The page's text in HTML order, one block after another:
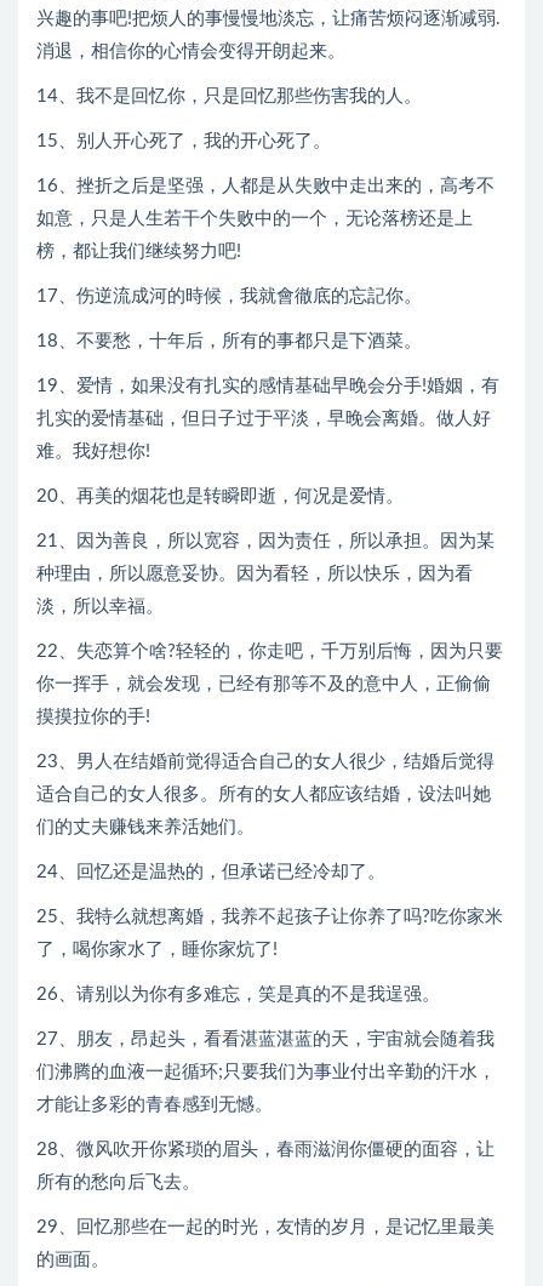
兴趣的事吧!把烦人的事慢慢地淡忘，让痛苦烦闷逐渐减弱.
消退，相信你的心情会变得开朗起来。
14、我不是回忆你，只是回忆那些伤害我的人。
15、别人开心死了，我的开心死了。
16、挫折之后是坚强，人都是从失败中走出来的，高考不
如意，只是人生若干个失败中的一个，无论落榜还是上
榜，都让我们继续努力吧!
17、伤逆流成河的時候，我就會徹底的忘記你。
18、不要愁，十年后，所有的事都只是下酒菜。
19、爱情，如果没有扎实的感情基础早晚会分手!婚姻，有
扎实的爱情基础，但日子过于平淡，早晚会离婚。做人好
难。我好想你!
20、再美的烟花也是转瞬即逝，何况是爱情。
21、因为善良，所以宽容，因为责任，所以承担。因为某
种理由，所以愿意妥协。因为看轻，所以快乐，因为看
淡，所以幸福。
22、失恋算个啥?轻轻的，你走吧，千万别后悔，因为只要
你一挥手，就会发现，已经有那等不及的意中人，正偷偷
摸摸拉你的手!
23、男人在结婚前觉得适合自己的女人很少，结婚后觉得
适合自己的女人很多。所有的女人都应该结婚，设法叫她
们的丈夫赚钱来养活她们。
24、回忆还是温热的，但承诺已经冷却了。
25、我特么就想离婚，我养不起孩子让你养了吗?吃你家米
了，喝你家水了，睡你家炕了!
26、请别以为你有多难忘，笑是真的不是我逞强。
27、朋友，昂起头，看看湛蓝湛蓝的天，宇宙就会随着我
们沸腾的血液一起循环;只要我们为事业付出辛勤的汗水，
才能让多彩的青春感到无憾。
28、微风吹开你紧琐的眉头，春雨滋润你僵硬的面容，让
所有的愁向后飞去。
29、回忆那些在一起的时光，友情的岁月，是记忆里最美
的画面。